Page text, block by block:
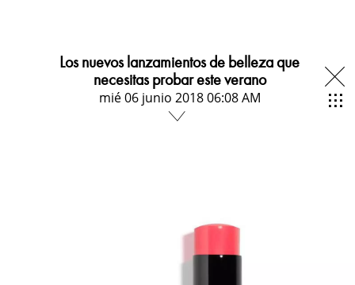
Los nuevos lanzamientos de belleza que
necesitas probar este verano
mié 06 junio 2018 06:08 AM